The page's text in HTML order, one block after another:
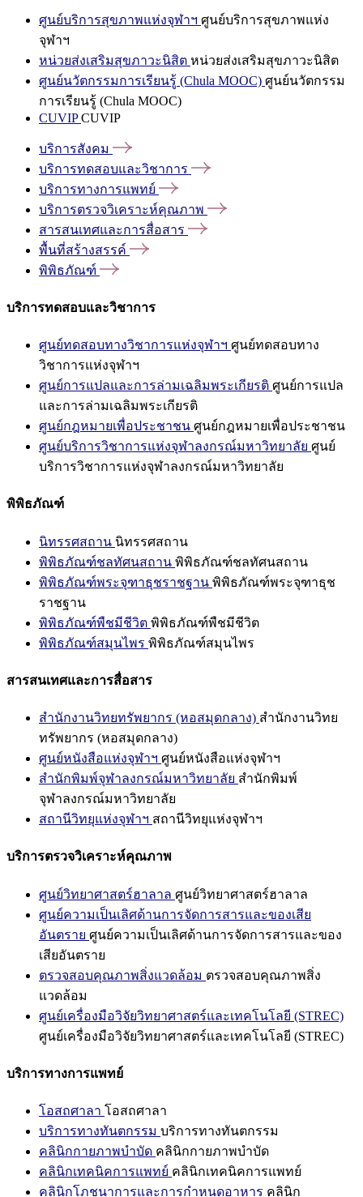
ศูนย์บริการสุขภาพแห่งจุฬาฯ ศูนย์บริการสุขภาพแห่ง
จุฬาฯ
หน่วยส่งเสริมสุขภาวะนิสิต หน่วยส่งเสริมสุขภาวะนิสิต
ศูนย์นวัตกรรมการเรียนรู้ (Chula MOOC) ศูนย์นวัตกรรม
การเรียนรู้ (Chula MOOC)
CUVIPCUVIP
บริการสังคม
บริการทดสอบและวิชาการ
บริการทางการแพทย์
บริการตรวจวิเคราะห์คุณภาพ
สารสนเทศและการสื่อสาร
พื้นที่สร้างสรรค์
พิพิธภัณฑ์
บริการทดสอบและวิชาการ
ศูนย์ทดสอบทางวิชาการแห่งจุฬาฯ ศูนย์ทดสอบทาง
วิชาการแห่งจุฬาฯ
ศูนย์การแปลและการล่ามเฉลิมพระเกียรติ ศูนย์การแปล
และการล่ามเฉลิมพระเกียรติ
ศูนย์กฎหมายเพื่อประชาชน ศูนย์กฎหมายเพื่อประชาชน
ศูนย์บริการวิชาการแห่งจุฬาลงกรณ์มหาวิทยาลัย ศูนย์
บริการวิชาการแห่งจุฬาลงกรณ์มหาวิทยาลัย
พิพิธภัณฑ์
นิทรรศสถาน นิทรรศสถาน
พิพิธภัณฑ์ชลทัศนสถาน พิพิธภัณฑ์ชลทัศนสถาน
พิพิธภัณฑ์พระจุฑาธุชราชฐาน พิพิธภัณฑ์พระจุฑาธุช
ราชฐาน
พิพิธภัณฑ์พืชมีชีวิต พิพิธภัณฑ์พืชมีชีวิต
พิพิธภัณฑ์สมุนไพร พิพิธภัณฑ์สมุนไพร
สารสนเทศและการสื่อสาร
สำนักงานวิทยทรัพยากร (หอสมุดกลาง) สำนักงานวิทย
ทรัพยากร (หอสมุดกลาง)
ศูนย์หนังสือแห่งจุฬาฯ ศูนย์หนังสือแห่งจุฬาฯ
สำนักพิมพ์จุฬาลงกรณ์มหาวิทยาลัย สำนักพิมพ์
จุฬาลงกรณ์มหาวิทยาลัย
สถานีวิทยุแห่งจุฬาฯ สถานีวิทยุแห่งจุฬาฯ
บริการตรวจวิเคราะห์คุณภาพ
ศูนย์วิทยาศาสตร์ฮาลาล ศูนย์วิทยาศาสตร์ฮาลาล
ศูนย์ความเป็นเลิศด้านการจัดการสารและของเสีย
อันตราย ศูนย์ความเป็นเลิศด้านการจัดการสารและของ
เสียอันตราย
ตรวจสอบคุณภาพสิ่งแวดล้อม ตรวจสอบคุณภาพสิ่ง
แวดล้อม
ศูนย์เครื่องมือวิจัยวิทยาศาสตร์และเทคโนโลยี (STREC)
ศูนย์เครื่องมือวิจัยวิทยาศาสตร์และเทคโนโลยี (STREC)
บริการทางการแพทย์
โอสถศาลา โอสถศาลา
บริการทางทันตกรรม บริการทางทันตกรรม
คลินิกกายภาพบำบัด คลินิกกายภาพบำบัด
คลินิกเทคนิคการแพทย์ คลินิกเทคนิคการแพทย์
คลินิกโภชนาการและการกำหนดอาหาร คลินิก